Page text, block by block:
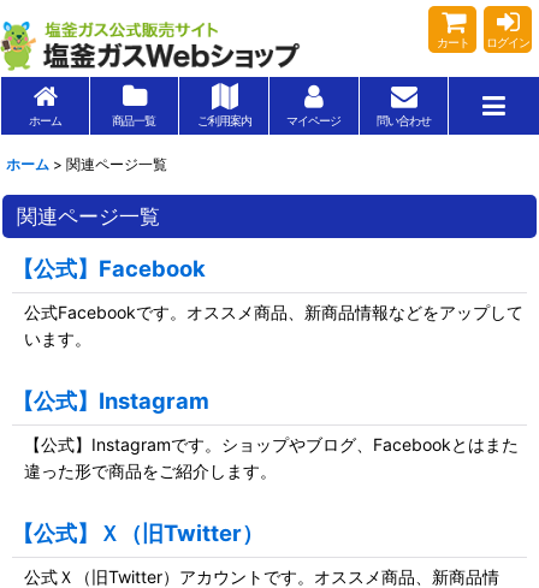
カート ログイン
ホーム 商品一覧 ご利用案内 マイページ 問い合わせ
ホーム > 関連ページ一覧
関連ページ一覧
【公式】Facebook
公式Facebookです。オススメ商品、新商品情報などをアップして
います。
【公式】Instagram
【公式】Instagramです。ショップやブログ、Facebookとはまた
違った形で商品をご紹介します。
【公式】Ｘ（旧Twitter）
公式Ｘ（旧Twitter）アカウントです。オススメ商品、新商品情